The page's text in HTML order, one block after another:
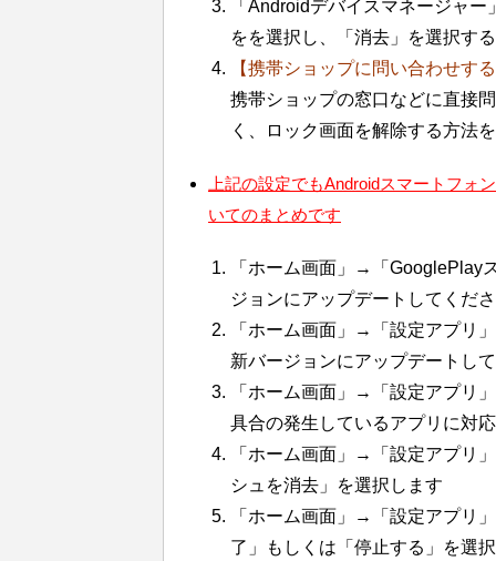
「Androidデバイスマネージャ
をを選択し、「消去」を選択す
【携帯ショップに問い合わせす
携帯ショップの窓口などに直接
く、ロック画面を解除する方法
上記の設定でもAndroidスマートフォ
いてのまとめです
「ホーム画面」→「GooglePlay
ジョンにアップデートしてくだ
「ホーム画面」→「設定アプリ
新バージョンにアップデートし
「ホーム画面」→「設定アプリ
具合の発生しているアプリに対
「ホーム画面」→「設定アプリ
シュを消去」を選択します
「ホーム画面」→「設定アプリ
了」もしくは「停止する」を選